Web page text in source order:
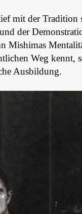
mit der Tradition
der
Mishimas
Weg kennt,
Ausbildung.